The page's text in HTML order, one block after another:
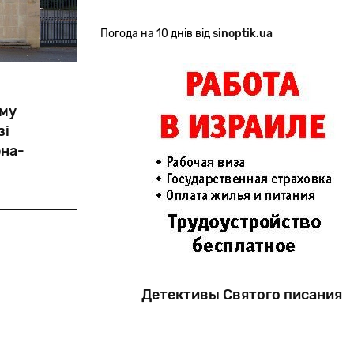
війни
Погода на 10 днів відsinoptik.ua
Детективы Святого писания